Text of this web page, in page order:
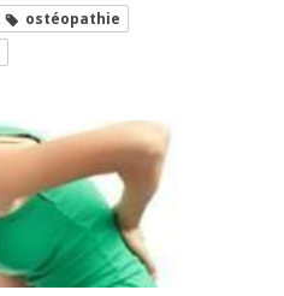
ostéopathie